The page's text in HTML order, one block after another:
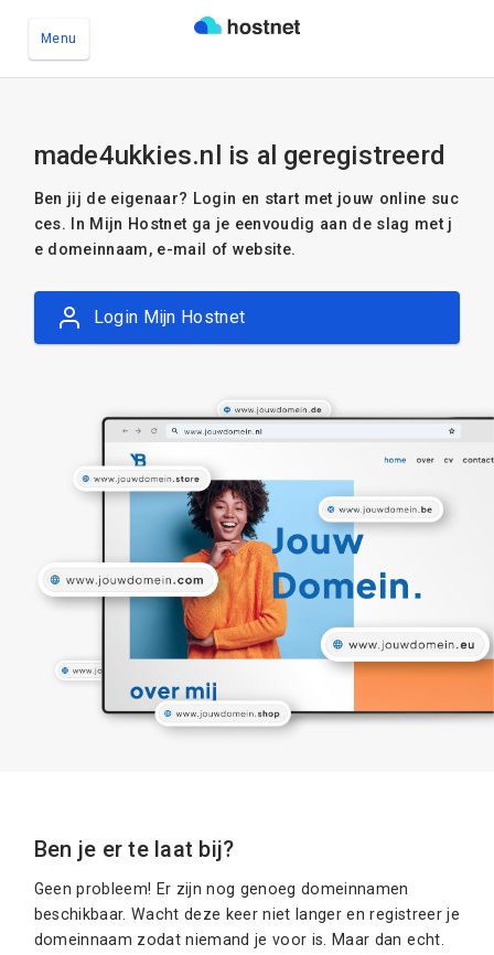
Menu
made4ukkies.nl is al geregistreerd
Ben jij de eigenaar? Login en start met jouw online suc
ces. In Mijn Hostnet ga je eenvoudig aan de slag met j
e domeinnaam, e-mail of website.
Login Mijn Hostnet
Ben je er te laat bij?
Geen probleem! Er zijn nog genoeg domeinnamen
beschikbaar. Wacht deze keer niet langer en registreer je
domeinnaam zodat niemand je voor is. Maar dan echt.